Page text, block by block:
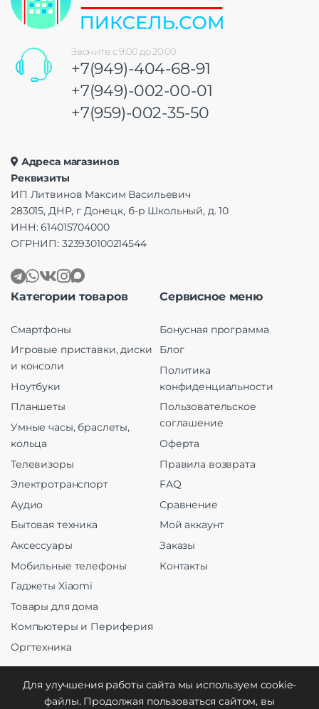
Звоните с 9:00 до 20:00
+7(949)-404-68-91
+7(949)-002-00-01
+7(959)-002-35-50
Адреса магазинов
Реквизиты
ИП Литвинов Максим Васильевич
283015, ДНР, г Донецк, б-р Школьный, д. 10
ИНН: 614015704000
ОГРНИП: 323930100214544
Категории товаров
Смартфоны
Игровые приставки, диски
и консоли
Ноутбуки
Планшеты
Умные часы, браслеты,
кольца
Телевизоры
Электротранспорт
Аудио
Бытовая техника
Аксессуары
Мобильные телефоны
Гаджеты Xiaomi
Товары для дома
Компьютеры и Периферия
Оргтехника
Сервисное меню
Бонусная программа
Блог
Политика
конфиденциальности
Пользовательское
соглашение
Оферта
Правила возврата
FAQ
Сравнение
Мой аккаунт
Заказы
Контакты
Для улучшения работы сайта мы используем cookie-
файлы. Продолжая пользоваться сайтом, вы